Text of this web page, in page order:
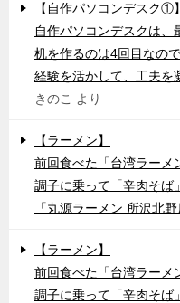
【自作パソコンデスク①】
自作パソコンデスクは、
机を作るのは4回目なの
経験を活かして、工夫を
きのこ
より
【ラーメン】
前回食べた「台湾ラーメ
調子に乗って「辛肉そば
「丸源ラーメン 所沢北
【ラーメン】
前回食べた「台湾ラーメ
調子に乗って「辛肉そば